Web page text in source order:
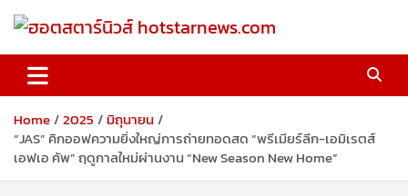
ฮอตสตาร์นิวส์ hotstarnews.com
Home 2025
มิถุนายน
“JAS” คิกออฟความยิ่งใหญ่การถ่ายทอดสด “พรีเมียร์ลีก-เอมิเรตส์
เอฟเอ คัพ” ฤดูกาลใหม่ผ่านงาน “New Season New Home”